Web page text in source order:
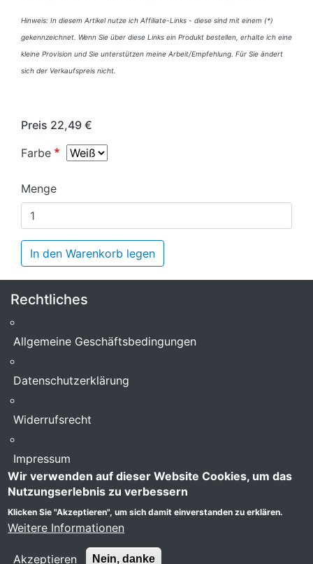
Wir verwenden auf dieser Website Cookies, um das
Nutzungserlebnis zu verbessern
Klicken Sie "Akzeptieren", um sich damit einverstanden zu erklären.
Weitere Informationen
Akzeptieren Nein, danke
Hinweis: In diesem Artikel nutze ich Affiliate-Links - diese sind mit einem (*)
gekennzeichnet. Wenn Sie über diese Links ein Produkt bestellen, erhalte ich eine
kleine Provision und Sie unterstützen meine Arbeit/Empfehlung. Für Sie ändert
sich der Verkaufspreis nicht.
Preis 22,49 €
Farbe
Menge
In den Warenkorb legen
Rechtliches
Allgemeine Geschäftsbedingungen
Datenschutzerklärung
Widerrufsrecht
Impressum
Hilfe & Support
Versandkosten
Kontakt